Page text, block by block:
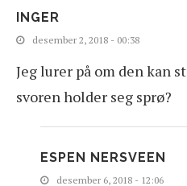
INGER
desember 2, 2018 - 00:38
Jeg lurer på om den kan
svoren holder seg sprø?
ESPEN NERSVEEN
desember 6, 2018 - 12:06